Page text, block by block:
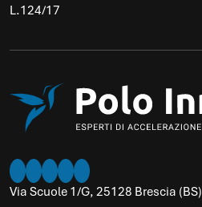
L.124/17
Instagram
LinkedIn
Facebook
TwitterYoutube
Via Scuole 1/G, 25128 Brescia (BS)